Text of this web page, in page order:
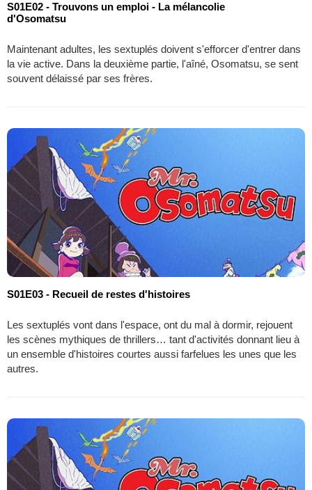
S01E02 - Trouvons un emploi - La mélancolie
d'Osomatsu
Maintenant adultes, les sextuplés doivent s'efforcer d'entrer dans
la vie active. Dans la deuxième partie, l'aîné, Osomatsu, se sent
souvent délaissé par ses frères.
S01E03 - Recueil de restes d'histoires
Les sextuplés vont dans l'espace, ont du mal à dormir, rejouent
les scènes mythiques de thrillers… tant d'activités donnant lieu à
un ensemble d'histoires courtes aussi farfelues les unes que les
autres.